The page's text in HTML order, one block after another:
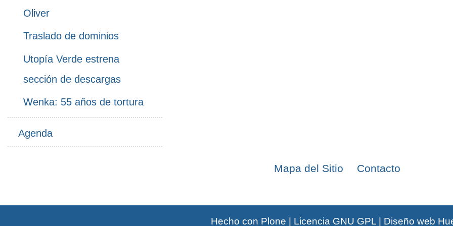
Oliver
Traslado de dominios
Utopía Verde estrena
sección de descargas
Wenka: 55 años de tortura
Agenda
Mapa del Sitio Contacto
Hecho con Plone | Licencia GNU GPL| Diseño web